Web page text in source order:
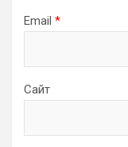
Email *
Сайт